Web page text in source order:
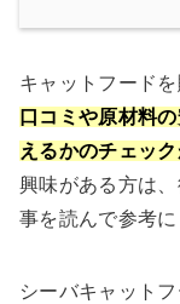
キャットフード
口コミや原材料
えるかのチェック
興味がある方は
事を読んで参考に
シーバキャット